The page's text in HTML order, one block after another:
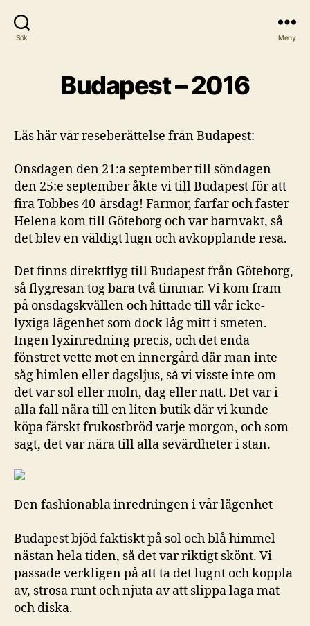
Sök Meny
Budapest – 2016
Läs här vår reseberättelse från Budapest:
Onsdagen den 21:a september till söndagen
den 25:e september åkte vi till Budapest för att
fira Tobbes 40-årsdag! Farmor, farfar och faster
Helena kom till Göteborg och var barnvakt, så
det blev en väldigt lugn och avkopplande resa.
Det finns direktflyg till Budapest från Göteborg,
så flygresan tog bara två timmar. Vi kom fram
på onsdagskvällen och hittade till vår icke-
lyxiga lägenhet som dock låg mitt i smeten.
Ingen lyxinredning precis, och det enda
fönstret vette mot en innergård där man inte
såg himlen eller dagsljus, så vi visste inte om
det var sol eller moln, dag eller natt. Det var i
alla fall nära till en liten butik där vi kunde
köpa färskt frukostbröd varje morgon, och som
sagt, det var nära till alla sevärdheter i stan.
Den fashionabla inredningen i vår lägenhet
Budapest bjöd faktiskt på sol och blå himmel
nästan hela tiden, så det var riktigt skönt. Vi
passade verkligen på att ta det lugnt och koppla
av, strosa runt och njuta av att slippa laga mat
och diska.